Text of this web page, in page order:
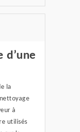
d’une
la
à
utilisés